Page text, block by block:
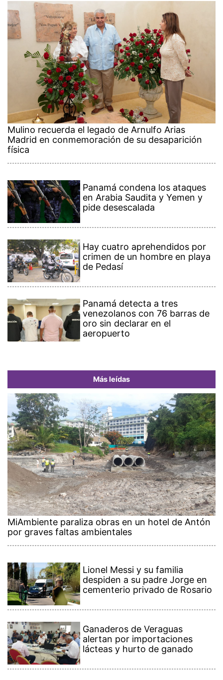
Mulino recuerda el legado de Arnulfo Arias
Madrid en conmemoración de su desaparición
física
Panamá condena los ataques
en Arabia Saudita y Yemen y
pide desescalada
Hay cuatro aprehendidos por
crimen de un hombre en playa
de Pedasí
Panamá detecta a tres
venezolanos con 76 barras de
oro sin declarar en el
aeropuerto
Más leídas
MiAmbiente paraliza obras en un hotel de Antón
por graves faltas ambientales
Lionel Messi y su familia
despiden a su padre Jorge en
cementerio privado de Rosario
Ganaderos de Veraguas
alertan por importaciones
lácteas y hurto de ganado